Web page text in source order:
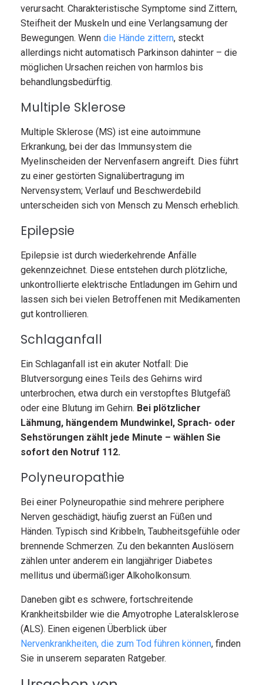
verursacht. Charakteristische Symptome sind Zittern,
Steifheit der Muskeln und eine Verlangsamung der
Bewegungen. Wenn die Hände zittern, steckt
allerdings nicht automatisch Parkinson dahinter – die
möglichen Ursachen reichen von harmlos bis
behandlungsbedürftig.
Multiple Sklerose
Multiple Sklerose (MS) ist eine autoimmune
Erkrankung, bei der das Immunsystem die
Myelinscheiden der Nervenfasern angreift. Dies führt
zu einer gestörten Signalübertragung im
Nervensystem; Verlauf und Beschwerdebild
unterscheiden sich von Mensch zu Mensch erheblich.
Epilepsie
Epilepsie ist durch wiederkehrende Anfälle
gekennzeichnet. Diese entstehen durch plötzliche,
unkontrollierte elektrische Entladungen im Gehirn und
lassen sich bei vielen Betroffenen mit Medikamenten
gut kontrollieren.
Schlaganfall
Ein Schlaganfall ist ein akuter Notfall: Die
Blutversorgung eines Teils des Gehirns wird
unterbrochen, etwa durch ein verstopftes Blutgefäß
oder eine Blutung im Gehirn. Bei plötzlicher
Lähmung, hängendem Mundwinkel, Sprach- oder
Sehstörungen zählt jede Minute – wählen Sie
sofort den Notruf 112.
Polyneuropathie
Bei einer Polyneuropathie sind mehrere periphere
Nerven geschädigt, häufig zuerst an Füßen und
Händen. Typisch sind Kribbeln, Taubheitsgefühle oder
brennende Schmerzen. Zu den bekannten Auslösern
zählen unter anderem ein langjähriger Diabetes
mellitus und übermäßiger Alkoholkonsum.
Daneben gibt es schwere, fortschreitende
Krankheitsbilder wie die Amyotrophe Lateralsklerose
(ALS). Einen eigenen Überblick über
Nervenkrankheiten, die zum Tod führen können, finden
Sie in unserem separaten Ratgeber.